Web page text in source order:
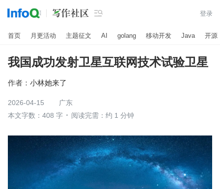
 登录
首页 月更活动 主题征文 AI golang 移动开发 Java 开源
我国成功发射卫星互联网技术试验卫星
作者： 小林她来了
2026-04-15
广东
本文字数：408 字
阅读完需：约 1 分钟